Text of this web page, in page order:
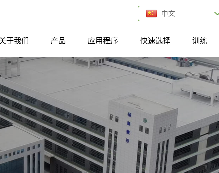
中文
于我们 产品 应用程序 快速选择 训练